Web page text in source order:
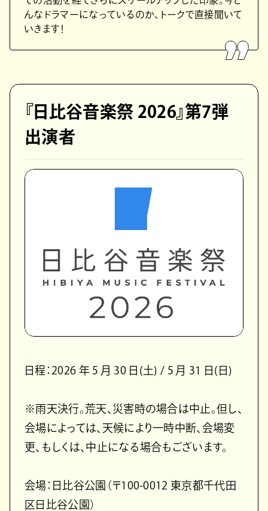
んなドラマーになっているのか、トークで直接聞いて
いきます！
『日比谷音楽祭 2026』第7弾
出演者
日程：2026 年 5 月 30 日(土) / 5 月 31 日(日)
※雨天決行。荒天、災害時の場合は中止。但し、
会場によっては、天候により一時中断、会場変
更、もしくは、中止になる場合もございます。
会場：日比谷公園（〒100-0012 東京都千代田
区日比谷公園）